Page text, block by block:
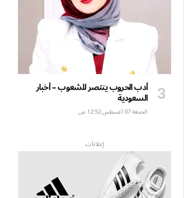
أدب الحروب ينتصر للشعوب – أخبار
السعودية
الجمعة 07 أغسطس 12:52 ص
إعلانات